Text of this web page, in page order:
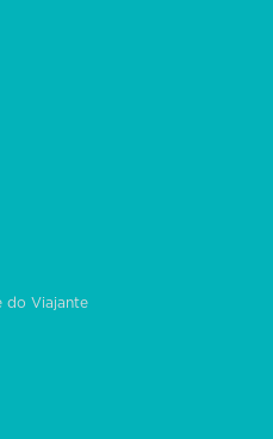
do Viajante